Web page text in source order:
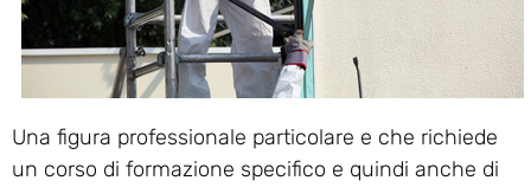
Una figura professionale particolare e che richiede
un corso di formazione specifico e quindi anche di